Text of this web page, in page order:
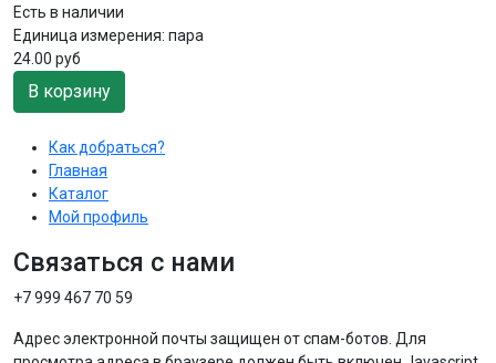
Есть в наличии
Единица измерения: пара
24.00 руб
В корзину
Как добраться?
Главная
Каталог
Мой профиль
Связаться с нами
+7 999 467 70 59
Адрес электронной почты защищен от спам-ботов. Для